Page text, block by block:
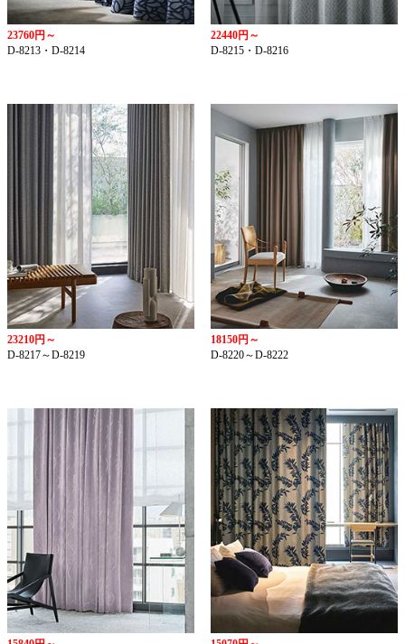
23760円～
D-8213・D-8214
22440円～
D-8215・D-8216
23210円～
D-8217～D-8219
18150円～
D-8220～D-8222